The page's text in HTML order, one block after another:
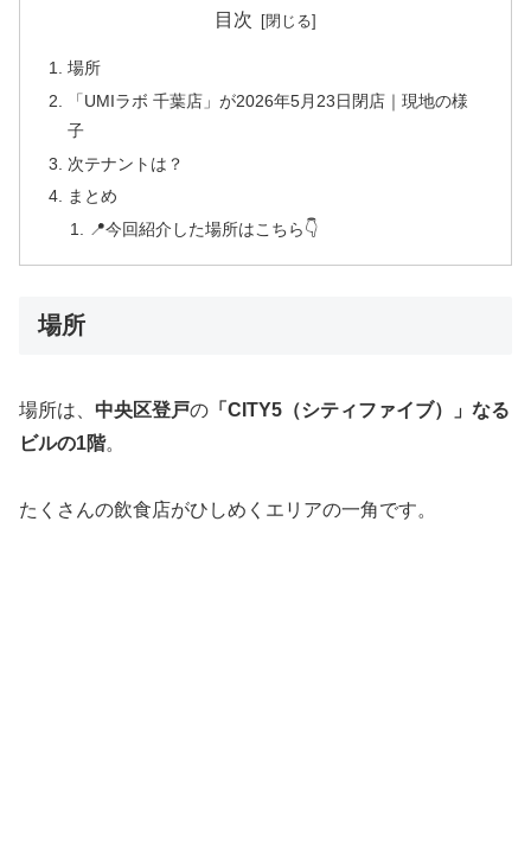
目次
場所
「UMIラボ 千葉店」が2026年5月23日閉店｜現地の様
子
次テナントは？
まとめ
📍今回紹介した場所はこちら👇
場所
場所は、 中央区登戸の 「CITY5（シティファイブ）」なる
ビルの1階。
たくさんの飲食店がひしめくエリアの一角です。